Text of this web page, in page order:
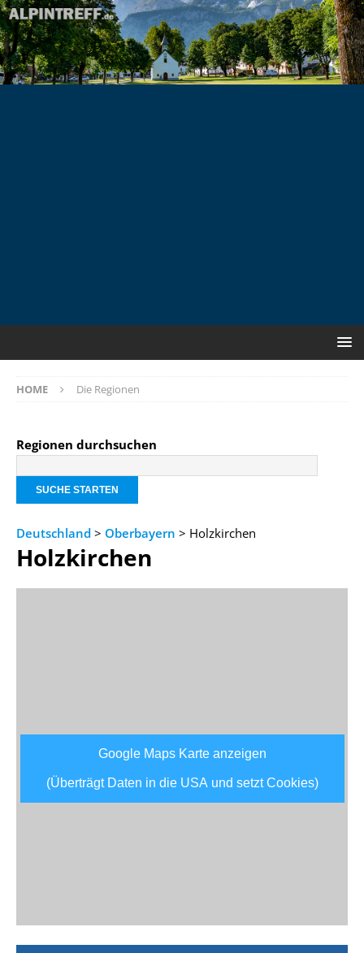
HOME Die Regionen
Regionen durchsuchen
Deutschland > Oberbayern > Holzkirchen
Holzkirchen
Google Maps Karte anzeigen
(Überträgt Daten in die USA und setzt Cookies)